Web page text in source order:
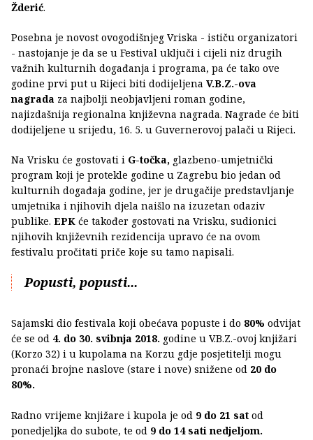
Žderić.
Posebna je novost ovogodišnjeg Vriska - ističu organizatori
- nastojanje je da se u Festival uključi i cijeli niz drugih
važnih kulturnih događanja i programa, pa će tako ove
godine prvi put u Rijeci biti dodijeljena V.B.Z.-ova
nagrada za najbolji neobjavljeni roman godine,
najizdašnija regionalna književna nagrada. Nagrade će biti
dodijeljene u srijedu, 16. 5. u Guvernerovoj palači u Rijeci.
Na Vrisku će gostovati i G-točka, glazbeno-umjetnički
program koji je protekle godine u Zagrebu bio jedan od
kulturnih događaja godine, jer je drugačije predstavljanje
umjetnika i njihovih djela naišlo na izuzetan odaziv
publike. EPK će također gostovati na Vrisku, sudionici
njihovih književnih rezidencija upravo će na ovom
festivalu pročitati priče koje su tamo napisali.
Popusti, popusti...
Sajamski dio festivala koji obećava popuste i do 80% odvijat
će se od 4. do 30. svibnja 2018. godine u V.B.Z.-ovoj knjižari
(Korzo 32) i u kupolama na Korzu gdje posjetitelji mogu
pronaći brojne naslove (stare i nove) snižene od 20 do
80%.
Radno vrijeme knjižare i kupola je od 9 do 21 sat od
ponedjeljka do subote, te od 9 do 14 sati nedjeljom.